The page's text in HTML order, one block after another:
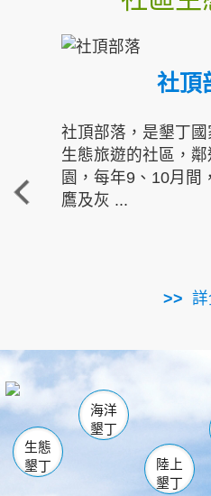
社頂
社頂部落，是墾丁
生態旅遊的社區，
園，每年9、10月間
鷹及灰 ...
海生館
恆春
龍鑾潭自然中心
瓊麻館
關山 墾
白砂
生態
墾丁
海洋
墾丁
陸上
墾丁